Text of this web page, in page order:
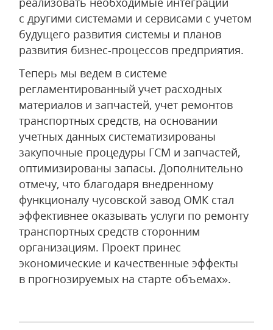
с другими системами и сервисами с учетом
будущего развития системы и планов
развития бизнес-процессов предприятия.
Теперь мы ведем в системе
регламентированный учет расходных
материалов и запчастей, учет ремонтов
транспортных средств, на основании
учетных данных систематизированы
закупочные процедуры ГСМ и запчастей,
оптимизированы запасы. Дополнительно
отмечу, что благодаря внедренному
функционалу чусовской завод ОМК стал
эффективнее оказывать услуги по ремонту
транспортных средств сторонним
организациям. Проект принес
экономические и качественные эффекты
в прогнозируемых на старте объемах».